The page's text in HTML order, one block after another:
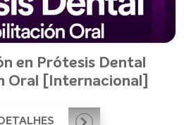
en Prótesis Dental
Oral [Internacional]